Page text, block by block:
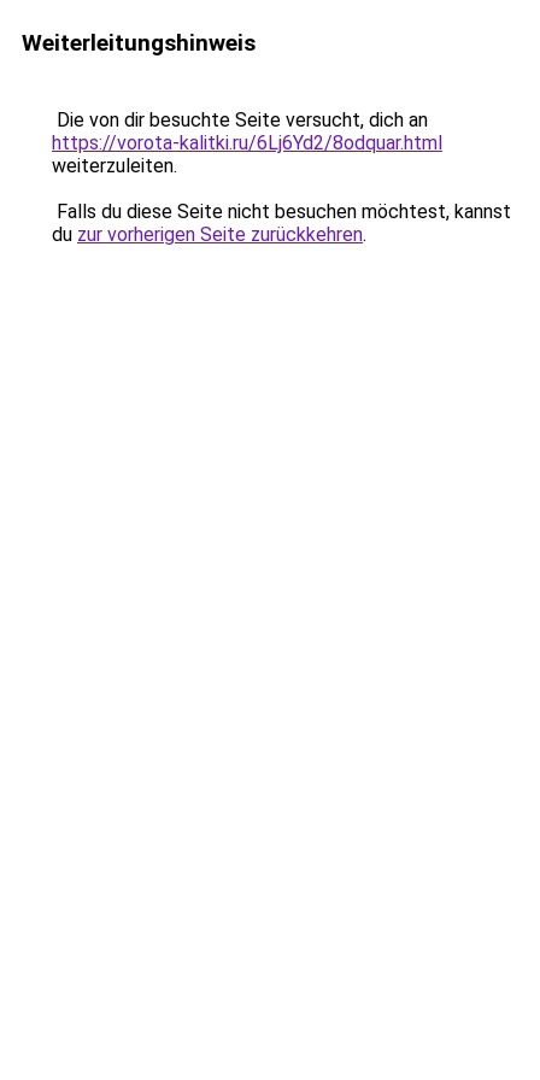
Weiterleitungshinweis
Die von dir besuchte Seite versucht, dich an
https://vorota-kalitki.ru/6Lj6Yd2/8odquar.html
weiterzuleiten.
Falls du diese Seite nicht besuchen möchtest, kannst
du zur vorherigen Seite zurückkehren.